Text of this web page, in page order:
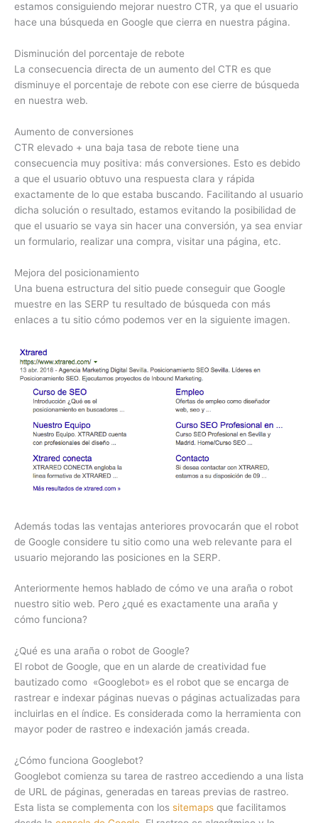
estamos consiguiendo mejorar nuestro CTR, ya que el usuario
hace una búsqueda en Google que cierra en nuestra página.
Disminución del porcentaje de rebote
La consecuencia directa de un aumento del CTR es que
disminuye el porcentaje de rebote con ese cierre de búsqueda
en nuestra web.
Aumento de conversiones
CTR elevado + una baja tasa de rebote tiene una
consecuencia muy positiva: más conversiones. Esto es debido
a que el usuario obtuvo una respuesta clara y rápida
exactamente de lo que estaba buscando. Facilitando al usuario
dicha solución o resultado, estamos evitando la posibilidad de
que el usuario se vaya sin hacer una conversión, ya sea enviar
un formulario, realizar una compra, visitar una página, etc.
Mejora del posicionamiento
Una buena estructura del sitio puede conseguir que Google
muestre en las SERP tu resultado de búsqueda con más
enlaces a tu sitio cómo podemos ver en la siguiente imagen.
Además todas las ventajas anteriores provocarán que el robot
de Google considere tu sitio como una web relevante para el
usuario mejorando las posiciones en la SERP.
Anteriormente hemos hablado de cómo ve una araña o robot
nuestro sitio web. Pero ¿qué es exactamente una araña y
cómo funciona?
¿Qué es una araña o robot de Google?
El robot de Google, que en un alarde de creatividad fue
bautizado como «Googlebot» es el robot que se encarga de
rastrear e indexar páginas nuevas o páginas actualizadas para
incluirlas en el índice. Es considerada como la herramienta con
mayor poder de rastreo e indexación jamás creada.
¿Cómo funciona Googlebot?
Googlebot comienza su tarea de rastreo accediendo a una lista
de URL de páginas, generadas en tareas previas de rastreo.
Esta lista se complementa con los sitemaps que facilitamos